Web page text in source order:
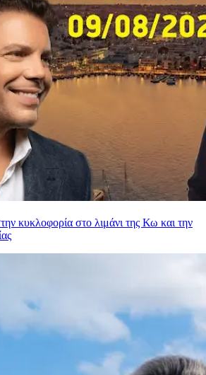
κυκλοφορία στο λιμάνι της Κω και την